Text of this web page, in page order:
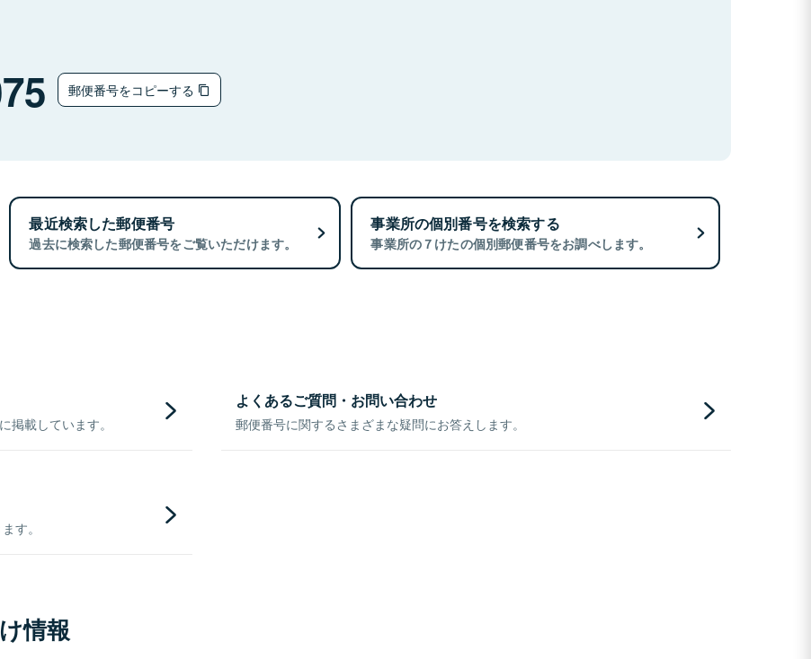
郵便番号をコピーする
最近検索した郵便番号
過去に検索した郵便番号をご覧いただけます。
事業所の個別番号を検索する
事業所の７けたの個別郵便番号をお調べします。
掲載しています。
よくあるご質問・お問い合わせ
郵便番号に関するさまざまな疑問にお答えします。
す。
情報